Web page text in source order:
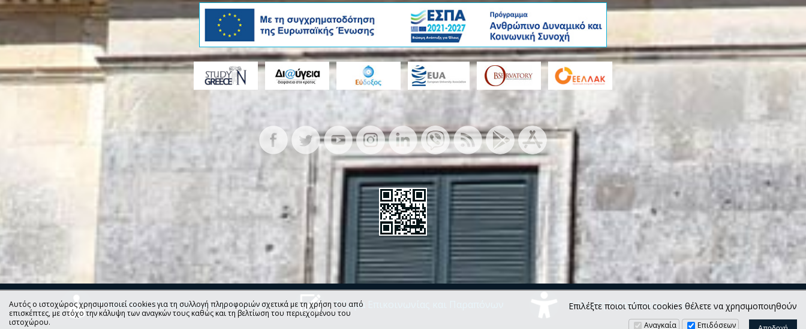
Προστασία Προσωπικών Δεδομένων Φόρμα Επικοινωνίας και Παραπόνων Δήλωση Προσβασιμότητας
Αυτός ο ιστοχώρος χρησιμοποιεί cookies για τη συλλογή πληροφοριών σχετικά με τη χρήση του από
επισκέπτες, με στόχο την κάλυψη των αναγκών τους καθώς και τη βελτίωση του περιεχομένου του
ιστοχώρου.
Επιλέξτε ποιοι τύποι cookies θέλετε να χρησιμοποιηθούν
Αναγκαία Επιδόσεων